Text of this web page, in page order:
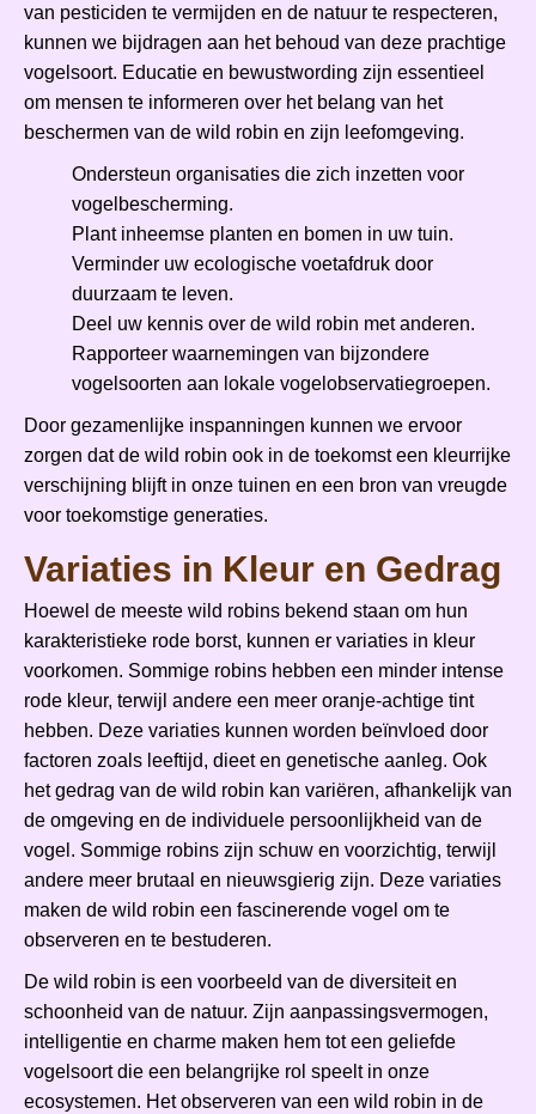
van pesticiden te vermijden en de natuur te respecteren,
kunnen we bijdragen aan het behoud van deze prachtige
vogelsoort. Educatie en bewustwording zijn essentieel
om mensen te informeren over het belang van het
beschermen van de wild robin en zijn leefomgeving.
Ondersteun organisaties die zich inzetten voor
vogelbescherming.
Plant inheemse planten en bomen in uw tuin.
Verminder uw ecologische voetafdruk door
duurzaam te leven.
Deel uw kennis over de wild robin met anderen.
Rapporteer waarnemingen van bijzondere
vogelsoorten aan lokale vogelobservatiegroepen.
Door gezamenlijke inspanningen kunnen we ervoor
zorgen dat de wild robin ook in de toekomst een kleurrijke
verschijning blijft in onze tuinen en een bron van vreugde
voor toekomstige generaties.
Variaties in Kleur en Gedrag
Hoewel de meeste wild robins bekend staan om hun
karakteristieke rode borst, kunnen er variaties in kleur
voorkomen. Sommige robins hebben een minder intense
rode kleur, terwijl andere een meer oranje-achtige tint
hebben. Deze variaties kunnen worden beïnvloed door
factoren zoals leeftijd, dieet en genetische aanleg. Ook
het gedrag van de wild robin kan variëren, afhankelijk van
de omgeving en de individuele persoonlijkheid van de
vogel. Sommige robins zijn schuw en voorzichtig, terwijl
andere meer brutaal en nieuwsgierig zijn. Deze variaties
maken de wild robin een fascinerende vogel om te
observeren en te bestuderen.
De wild robin is een voorbeeld van de diversiteit en
schoonheid van de natuur. Zijn aanpassingsvermogen,
intelligentie en charme maken hem tot een geliefde
vogelsoort die een belangrijke rol speelt in onze
ecosystemen. Het observeren van een wild robin in de